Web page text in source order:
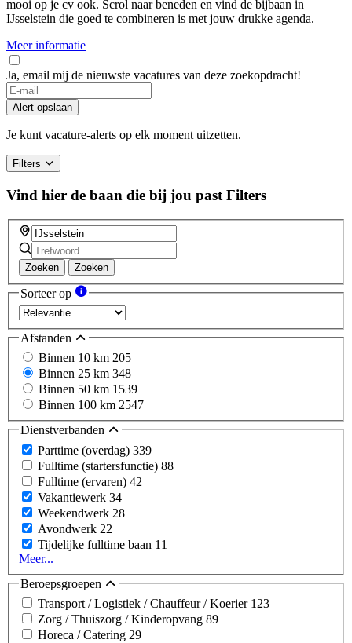
mooi op je cv ook. Scrol naar beneden en vind de bijbaan in
IJsselstein die goed te combineren is met jouw drukke agenda.
Meer informatie
Ja, email mij de nieuwste vacatures van deze zoekopdracht!
Alert opslaan
Je kunt vacature-alerts op elk moment uitzetten.
Filters
Vind hier de baan die bij jou past Filters
Zoeken Zoeken
Sorteer op
Afstanden
Binnen 10 km 205
Binnen 25 km 348
Binnen 50 km 1539
Binnen 100 km 2547
Dienstverbanden
Parttime (overdag) 339
Fulltime (startersfunctie) 88
Fulltime (ervaren) 42
Vakantiewerk 34
Weekendwerk 28
Avondwerk 22
Tijdelijke fulltime baan 11
Meer...
Beroepsgroepen
Transport / Logistiek / Chauffeur / Koerier 123
Zorg / Thuiszorg / Kinderopvang 89
Horeca / Catering 29